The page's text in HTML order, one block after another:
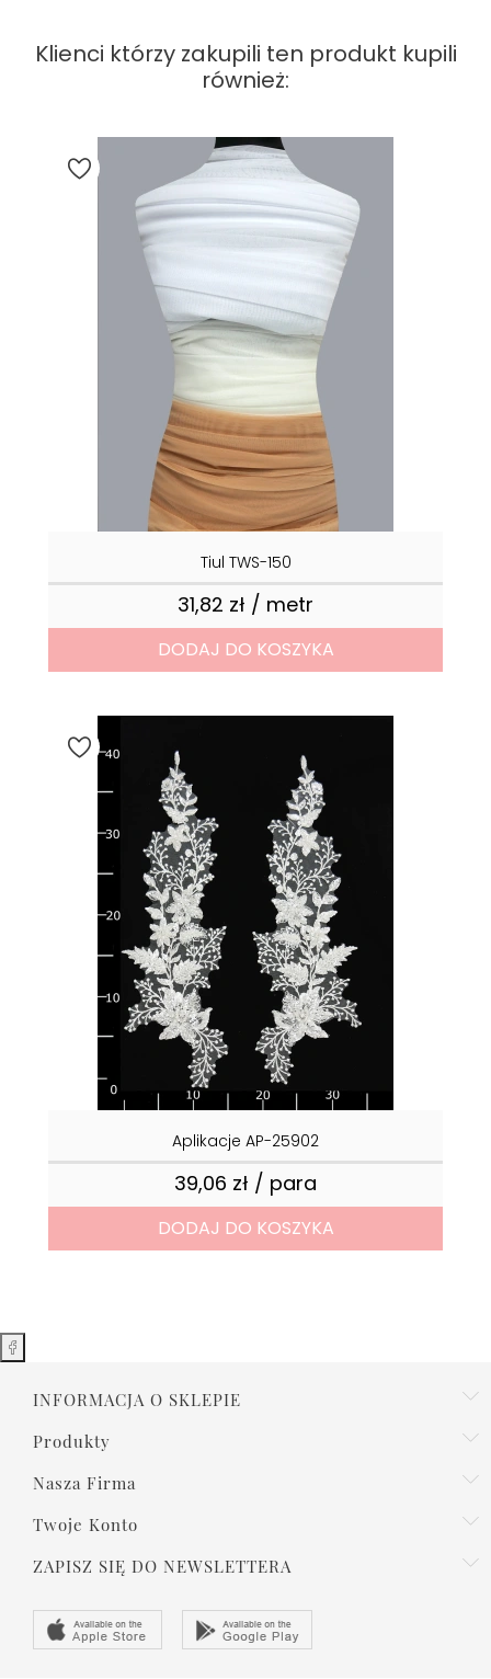
Klienci którzy zakupili ten produkt kupili
również:
Tiul TWS-150
31,82 zł / metr
DODAJ DO KOSZYKA
Aplikacje AP-25902
39,06 zł / para
DODAJ DO KOSZYKA
INFORMACJA O SKLEPIE
Produkty
Nasza Firma
Twoje Konto
ZAPISZ SIĘ DO NEWSLETTERA